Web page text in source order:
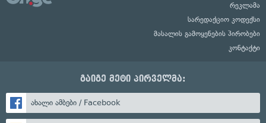
რეკლამა
სარედაქციო კოდექსი
მასალის გამოყენების პირობები
კონტაქტი
გაიგე მეტი პირველმა:
ახალი ამბები / Facebook